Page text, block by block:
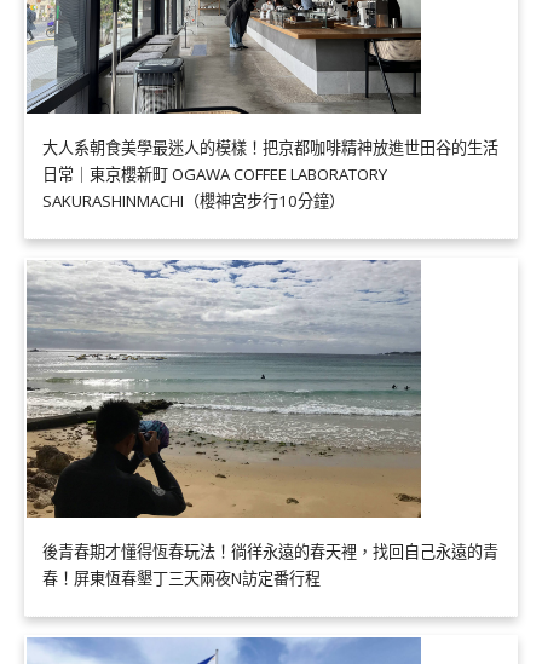
大人系朝食美學最迷人的模樣！把京都咖啡精神放進世田谷的生活
日常｜東京櫻新町 OGAWA COFFEE LABORATORY
SAKURASHINMACHI（櫻神宮步行10分鐘）
後青春期才懂得恆春玩法！徜徉永遠的春天裡，找回自己永遠的青
春！屏東恆春墾丁三天兩夜N訪定番行程